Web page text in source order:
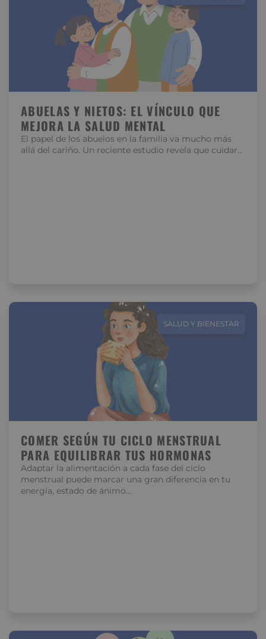
ABUELAS Y NIETOS: EL VÍNCULO QUE
MEJORA LA SALUD MENTAL
El papel de los abuelos en la familia va mucho más
allá del cariño. Un reciente estudio revela que cuidar…
SALUD Y BIENESTAR
COMER SEGÚN TU CICLO MENSTRUAL
PARA EQUILIBRAR TUS HORMONAS
Adaptar la alimentación a cada fase del ciclo
menstrual puede marcar una gran diferencia en tu
energía, estado de ánimo…